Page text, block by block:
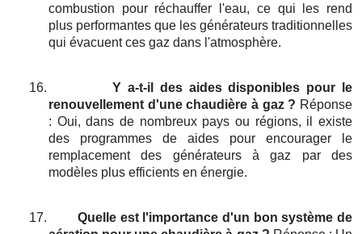
combustion pour réchauffer l'eau, ce qui les rend
plus performantes que les générateurs traditionnelles
qui évacuent ces gaz dans l'atmosphère.
16.
Y a-t-il des aides disponibles pour le
renouvellement d'une chaudière à gaz ? Réponse
: Oui, dans de nombreux pays ou régions, il existe
des programmes de aides pour encourager le
remplacement des générateurs à gaz par des
modèles plus efficients en énergie.
17.
Quelle est l'importance d'un bon système de